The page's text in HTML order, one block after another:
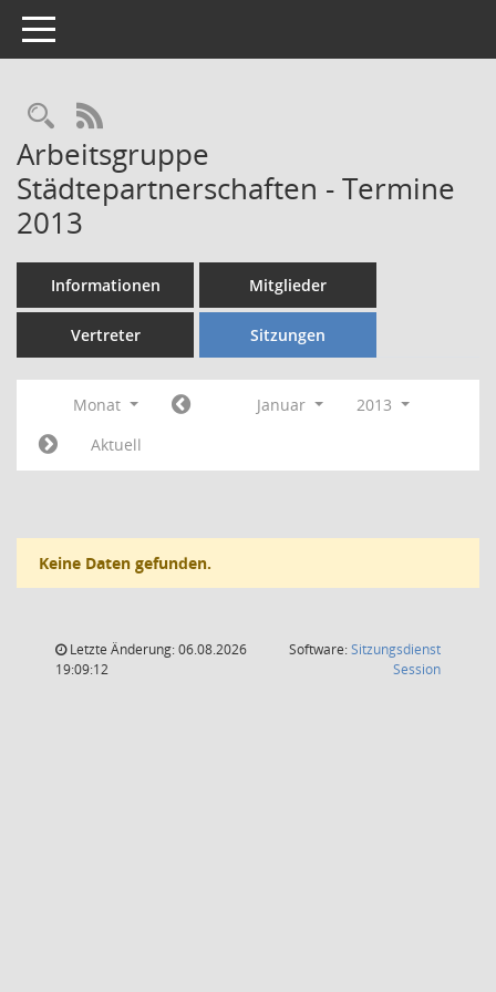
Toggle navigation
Rechercheauswahl
RSS-Feed
Arbeitsgruppe
Städtepartnerschaften - Termine
2013
Informationen Mitglieder
Vertreter Sitzungen
Monat Januar
2013
Aktuell
Keine Daten gefunden.
Letzte Änderung: 06.08.2026
19:09:12
Software:Sitzungsdienst
Session(Wird in